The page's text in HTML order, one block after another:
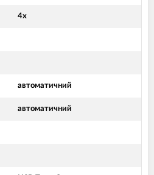
4x
автоматичний
автоматичний